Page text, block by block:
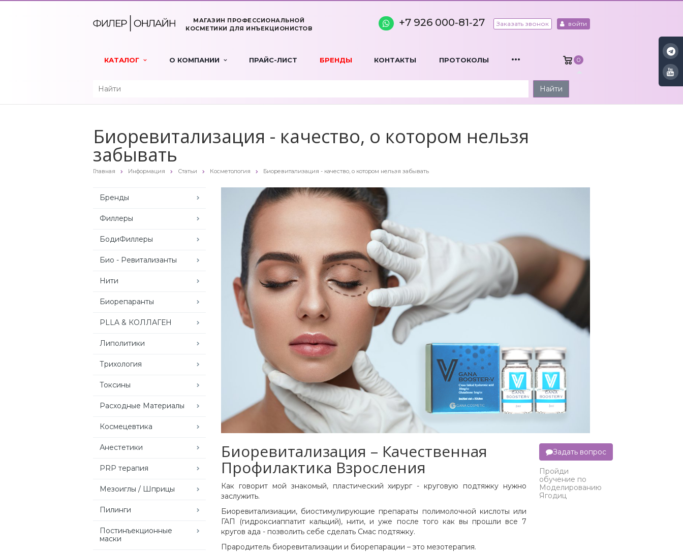
МАГАЗИН ПРОФЕССИОНАЛЬНОЙ
КОСМЕТИКИ ДЛЯ ИНЪЕКЦИОНИСТОВ
войти
Заказать звонок
+7 926 000‑81‑27
КАТАЛОГ О КОМПАНИИ ПРАЙС-ЛИСТ БРЕНДЫ КОНТАКТЫ ПРОТОКОЛЫ ... 0
Найти
Биоревитализация - качество, о котором нельзя
забывать
Главная Информация Статьи Косметология Биоревитализация - качество, о котором нельзя забывать
Бренды
Филлеры
БодиФиллеры
Био - Ревитализанты
Нити
Биорепаранты
PLLA & КОЛЛАГЕН
Липолитики
Трихология
Токсины
Расходные Материалы
Космецевтика
Анестетики
PRP терапия
Мезоиглы / Шприцы
Пилинги
Постинъекционные
маски
Задать вопрос
Пройди
обучение по
Моделированию
Ягодиц
Биоревитализация – Качественная
Профилактика Взросления
Как говорит мой знакомый, пластический хирург - круговую подтяжку нужно
заслужить.
Биоревитализиации, биостимулирующие препараты полимолочной кислоты или
ГАП (гидроксиаппатит кальций), нити, и уже после того как вы прошли все 7
кругов ада - позволить себе сделать Смас подтяжку.
Прародитель биоревитализации и биорепарации – это мезотерапия.